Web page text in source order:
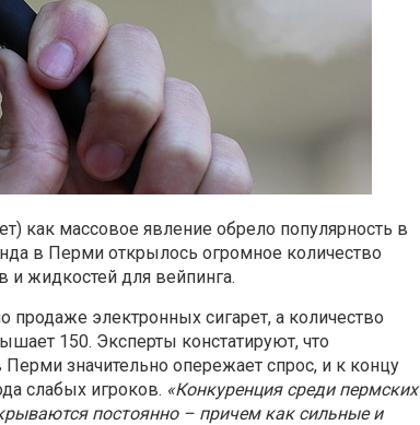
как массовое явление обрело популярность в
в Перми открылось огромное количество
и жидкостей для вейпинга.
электронных сигарет, а количество
150. Эксперты констатируют, что
значительно опережает спрос, и к концу
слабых игроков. «Конкуренция среди пермских
постоянно – причем как сильные и